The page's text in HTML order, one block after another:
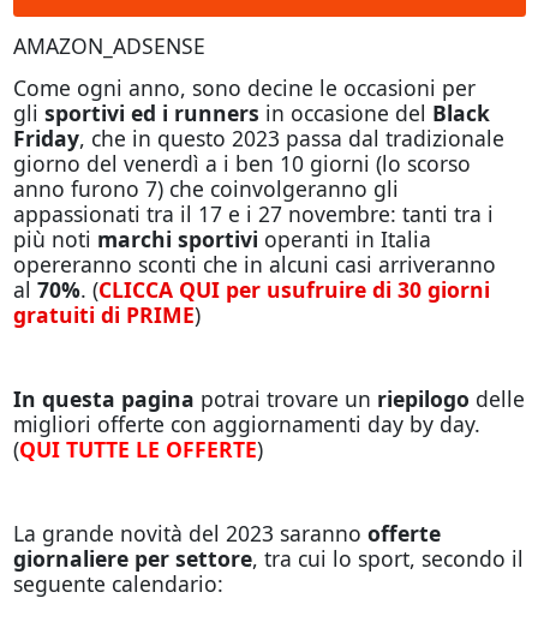
AMAZON_ADSENSE
Come ogni anno, sono decine le occasioni per
gli sportivi ed i runners in occasione del Black
Friday, che in questo 2023 passa dal tradizionale
giorno del venerdì a i ben 10 giorni (lo scorso
anno furono 7) che coinvolgeranno gli
appassionati tra il 17 e i 27 novembre: tanti tra i
più noti marchi sportivi operanti in Italia
opereranno sconti che in alcuni casi arriveranno
al 70%. (CLICCA QUI per usufruire di 30 giorni
gratuiti di PRIME)
In questa pagina potrai trovare un riepilogo delle
migliori offerte con aggiornamenti day by day.
(QUI TUTTE LE OFFERTE)
La grande novità del 2023 saranno offerte
giornaliere per settore, tra cui lo sport, secondo il
seguente calendario: